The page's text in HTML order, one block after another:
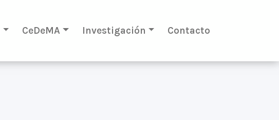
CeDeMA Investigación Contacto